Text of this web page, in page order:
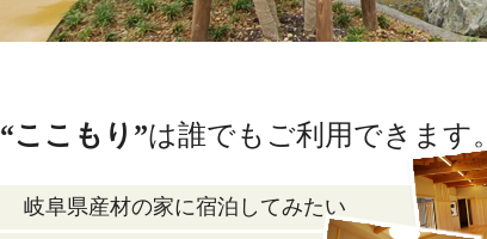
“ここもり”は誰でもご利用できます。
岐阜県産材の家に宿泊してみたい